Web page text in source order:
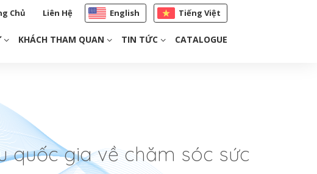
Chủ Liên Hệ English Tiếng Việt
KHÁCH THAM QUAN TIN TỨC CATALOGUE
quốc gia về chăm sóc sức